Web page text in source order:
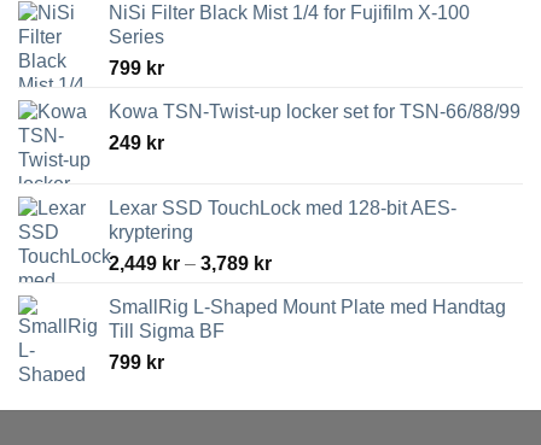
NiSi Filter Black Mist 1/4 for Fujifilm X-100
Series
799 kr
Kowa TSN-Twist-up locker set for TSN-66/88/99
249 kr
Lexar SSD TouchLock med 128-bit AES-
kryptering
2,449 kr – 3,789 krPrisintervall:
till
SmallRig L-Shaped Mount Plate med Handtag
Till Sigma BF
799 kr